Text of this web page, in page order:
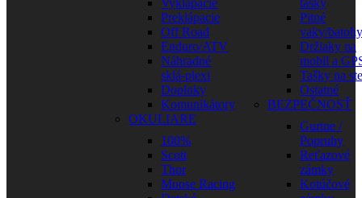
Vyklápacie
Preklápacie
Off Road
Enduro/ATV
Náhradné
sklá-plexi
Doplnky
Komunikátory
OKULIARE
100%
Scott
Thor
Moose Racing
tašky
Pitné
vaky/batohy
Držiaky na
mobil a
Tašky na
Ostatné
BEZPEČNOSŤ
Gurtne /
Popruhy
Reťazové
zámky
Kotúčové